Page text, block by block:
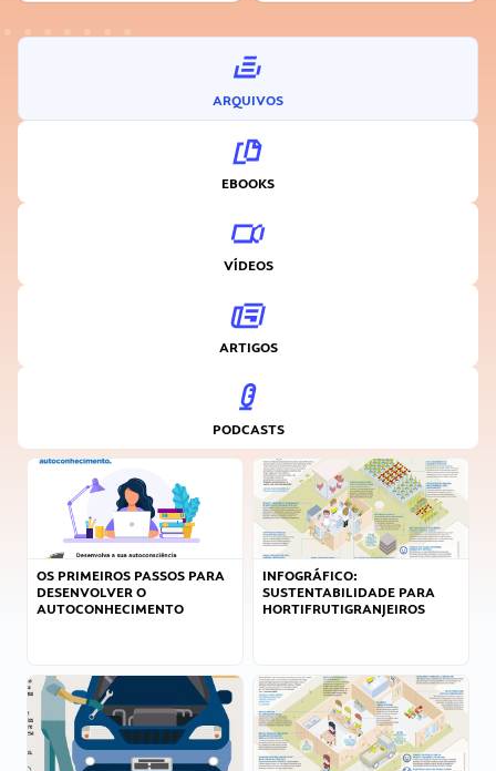
ARQUIVOS
EBOOKS
VÍDEOS
ARTIGOS
PODCASTS
OS PRIMEIROS PASSOS PARA
DESENVOLVER O
AUTOCONHECIMENTO
INFOGRÁFICO:
SUSTENTABILIDADE PARA
HORTIFRUTIGRANJEIROS